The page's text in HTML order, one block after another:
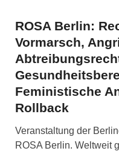
ROSA Berlin:
Vormarsch,
Feministische
Rollback
Veranstaltung der
ROSA Berlin. Weltweit